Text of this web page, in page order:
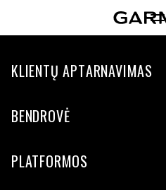
KLIENTŲ APTARNAVIMAS
BENDROVĖ
PLATFORMOS